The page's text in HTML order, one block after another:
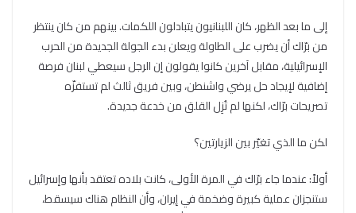
إلى ما بعد الظهر، كان اللبنانيون يتبادلون اللكمات. بينهم من كان ينتظر
من برّاك أن يضرب على الطاولة ويعلن بدء الجولة الجديدة من الحرب
الإسرائيلية، مقابل آخرين كانوا يقولون إن الرجل سيعطي لبنان فرصة
إضافية لإيجاد حل يرضي واشنطن، وبين فريق ثالث لم تستفزّه
تصريحات برّاك، لكنها لم تُزِل القلق من خدعة جديدة.
لكن ما الذي تغيّر بين الزيارتين؟
أولاً: عندما جاء برّاك في المرة الأولى، كانت بلاده تعتقد بأنها وإسرائيل
ستنجزان عملية كبيرة وضخمة في إيران، وأن النظام هناك سيسقط،